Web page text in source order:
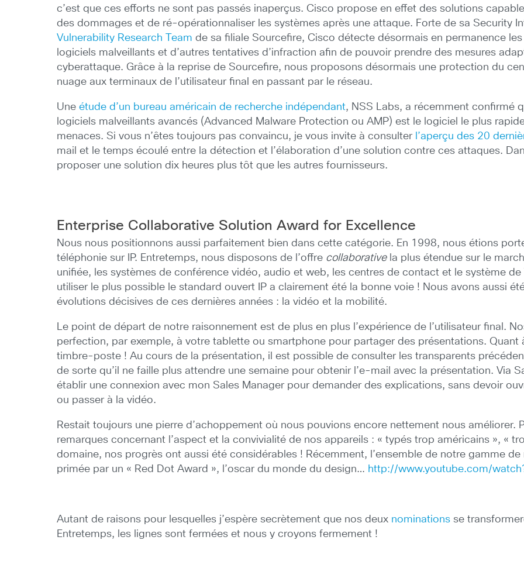
c’est que ces efforts ne sont pas passés inaperçus. Cisco propose en effet des solutions
des dommages et de ré-opérationnaliser les systèmes après une attaque. Forte de sa Security
Vulnerability Research Team de sa filiale Sourcefire, Cisco détecte désormais en permanence
logiciels malveillants et d’autres tentatives d’infraction afin de pouvoir prendre des mesures
cyberattaque. Grâce à la reprise de Sourcefire, nous proposons désormais une protection du
nuage aux terminaux de l’utilisateur final en passant par le réseau.
Uneétude d’un bureau américain de recherche indépendant, NSS Labs, a récemment confirmé
logiciels malveillants avancés (Advanced Malware Protection ou AMP) est le logiciel le plus
menaces. Si vous n’êtes toujours pas convaincu, je vous invite à consulter l’aperçu des 20
mail et le temps écoulé entre la détection et l’élaboration d’une solution contre ces attaques.
proposer une solution dix heures plus tôt que les autres fournisseurs.
Enterprise Collaborative Solution Award for Excellence
Nous nous positionnons aussi parfaitement bien dans cette catégorie. En 1998, nous étions
téléphonie sur IP. Entretemps, nous disposons de l’offre collaborative la plus étendue sur le
unifiée, les systèmes de conférence vidéo, audio et web, les centres de contact et le système
utiliser le plus possible le standard ouvert IP a clairement été la bonne voie ! Nous avons aussi
évolutions décisives de ces dernières années : la vidéo et la mobilité.
Le point de départ de notre raisonnement est de plus en plus l’expérience de l’utilisateur final.
perfection, par exemple, à votre tablette ou smartphone pour partager des présentations. Quant
timbre-poste ! Au cours de la présentation, il est possible de consulter les transparents
de sorte qu’il ne faille plus attendre une semaine pour obtenir l’e-mail avec la présentation. Via
établir une connexion avec mon Sales Manager pour demander des explications, sans devoir
ou passer à la vidéo.
Restait toujours une pierre d’achoppement où nous pouvions encore nettement nous améliorer.
remarques concernant l’aspect et la convivialité de nos appareils : « typés trop américains », «
domaine, nos progrès ont aussi été considérables ! Récemment, l’ensemble de notre gamme
primée par un « Red Dot Award », l’oscar du monde du design… http://www.youtube.com/
Autant de raisons pour lesquelles j’espère secrètement que nos deux nominations se
Entretemps, les lignes sont fermées et nous y croyons fermement !